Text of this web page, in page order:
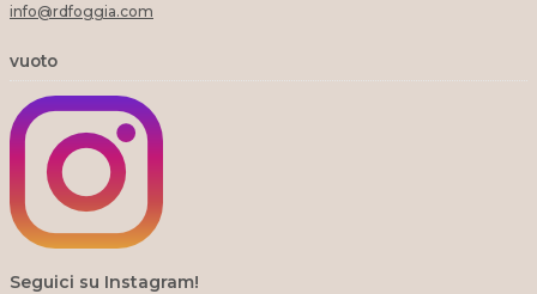
info@rdfoggia.com
vuoto
Seguici su Instagram!